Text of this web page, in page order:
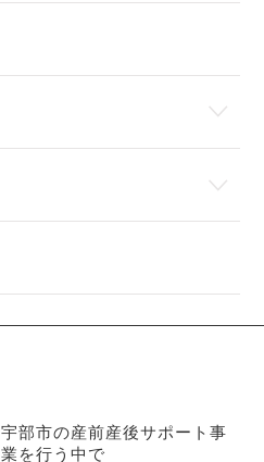
宇部市の産前産後サポート事
業を行う中で